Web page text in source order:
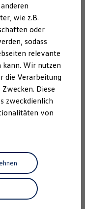
wie z.B.
oder
sodass
relevante
kann. Wir nutzen
die Verarbeitung
Diese
zweckdienlich
von